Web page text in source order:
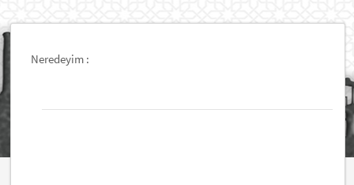
Neredeyim :